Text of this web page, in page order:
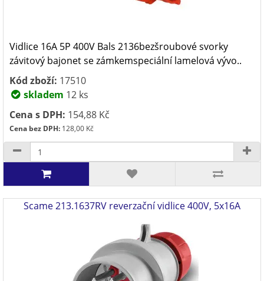
Vidlice 16A 5P 400V Bals 2136bezšroubové svorky
závitový bajonet se zámkemspeciální lamelová vývo..
Kód zboží: 17510
skladem 12 ks
Cena s DPH: 154,88 Kč
Cena bez DPH: 128,00 Kč
Scame 213.1637RV reverzační vidlice 400V, 5x16A